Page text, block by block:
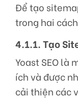
Để tạo
trong hai
4.1.1. Tạo
Yoast SEO là
ích và được
cải thiện các